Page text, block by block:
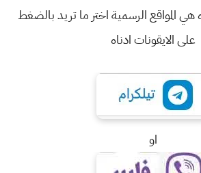
هي المواقع الرسمية اختر ما تريد بالضغط
على الايقونات ادناه
او